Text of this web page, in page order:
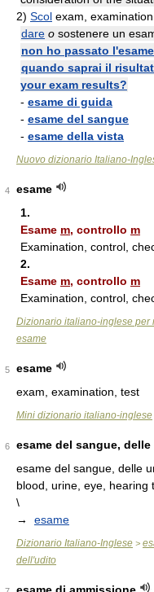
2) Scol exam, examination
dare o sostenere un
non ho passato l'esame
quando saprai il
your exam results?
- esame di guida
- esame del sangue
- esame della vista
Nuovo dizionario Italiano-
4
esame
1.
Esame m, controllo m
Examination, control,
2.
Esame m, controllo m
Examination, control,
Dizionario italiano-inglese per
esame
5
esame
exam, examination, test
Mini dizionario italiano-inglese
6
esame del sangue,
esame del sangue, delle
blood, urine, eye, hearing
\
→ esame
Dizionario Italiano-Inglese >
dell'udito